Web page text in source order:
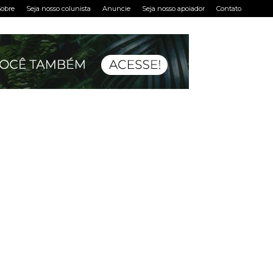
Seja nosso colunista Anuncie Seja nosso apoiador Contato